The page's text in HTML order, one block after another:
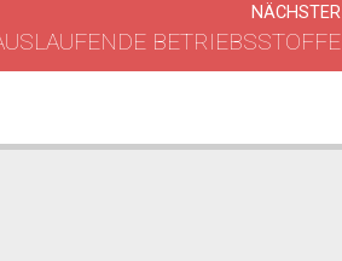
NÄCHSTER
BETRIEBSSTOFFE